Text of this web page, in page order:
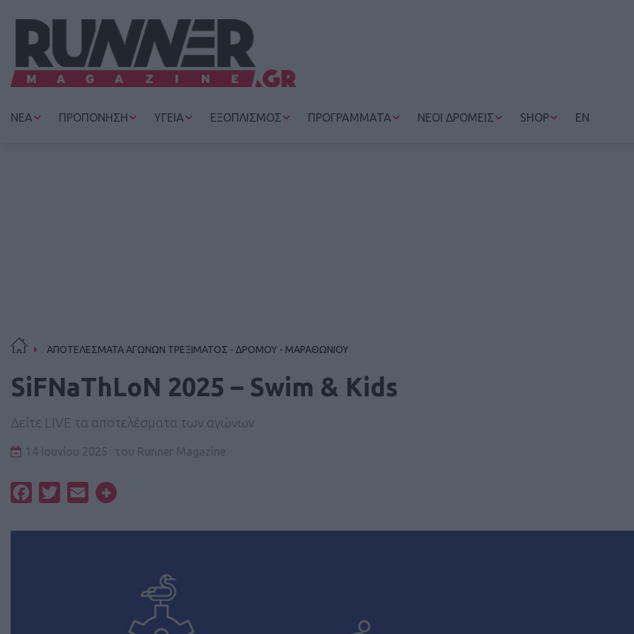
ΝΕΑ ΠΡΟΠΟΝΗΣΗ ΥΓΕΙΑ ΕΞΟΠΛΙΣΜΟΣ ΠΡΟΓΡΑΜΜΑΤΑ ΝΕΟΙ ΔΡΟΜΕΙΣ SHOP EN
ΑΠΟΤΕΛΕΣΜΑΤΑ ΑΓΩΝΩΝ ΤΡΕΞΙΜΑΤΟΣ - ΔΡΟΜΟΥ - ΜΑΡΑΘΩΝΙΟΥ
SiFNaThLoN 2025 – Swim & Kids
Δείτε LIVE τα αποτελέσματα των αγώνων
14 Ιουνίου 2025 του Runner Magazine
FacebookTwitterEmail